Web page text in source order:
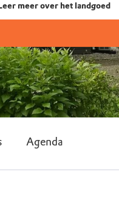
meer over het landgoed
Agenda